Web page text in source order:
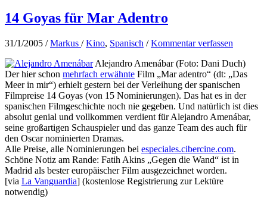
14 Goyas für Mar Adentro
31/1/2005 /Markus /Kino, Spanisch /Kommentar verfassen
Alejandro Amenábar (Foto: Dani Duch)
Der hier schon mehrfach erwähnte Film „Mar adentro“ (dt: „Das
Meer in mir“) erhielt gestern bei der Verleihung der spanischen
Filmpreise 14 Goyas (von 15 Nominierungen). Das hat es in der
spanischen Filmgeschichte noch nie gegeben. Und natürlich ist dies
absolut genial und vollkommen verdient für Alejandro Amenábar,
seine großartigen Schauspieler und das ganze Team des auch für
den Oscar nominierten Dramas.
Alle Preise, alle Nominierungen bei especiales.cibercine.com.
Schöne Notiz am Rande: Fatih Akins „Gegen die Wand“ ist in
Madrid als bester europäischer Film ausgezeichnet worden.
[via La Vanguardia] (kostenlose Registrierung zur Lektüre
notwendig)